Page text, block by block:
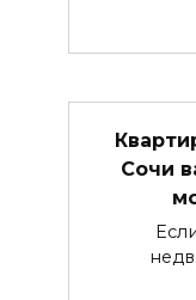
Сочи